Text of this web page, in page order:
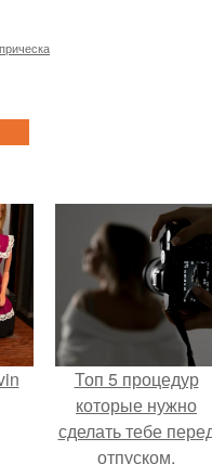
Топ 5 процедур
которые нужно
сделать тебе
отпуском.